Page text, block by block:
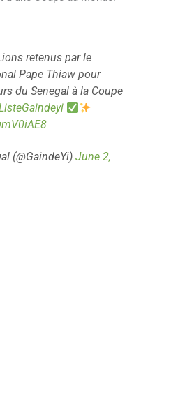
retenus par le
Pape Thiaw pour
du Senegal à la Coupe
(@GaindeYi) June 2,